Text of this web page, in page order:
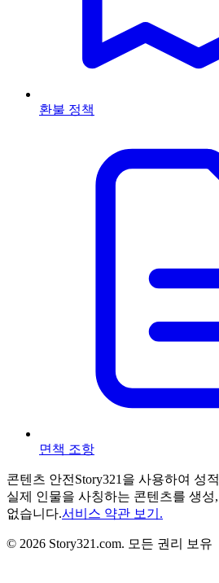
환불 정책
면책 조항
콘텐츠 안전 Story321을 사용하여 성
실제 인물을 사칭하는 콘텐츠를 생
없습니다.서비스 약관 보기.
© 2026 Story321.com. 모든 권리 보유